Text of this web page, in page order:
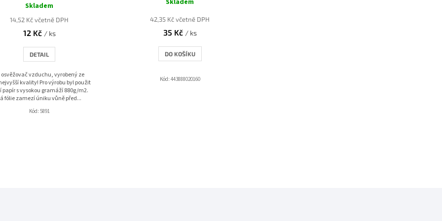
hodnocení
je
5,0
5
hvězdiček.
Skladem
14,52 Kč včetně DPH
12 Kč / ks
DETAIL
osvěžovač vzduchu, vyrobený ze
kvality! Pro výrobu byl použit
papír s vysokou gramáží 880g/m2.
fólie zamezí úniku vůně před...
Kód: 5891
Skladem
42,35 Kč včetně DPH
35 Kč / ks
DO KOŠÍKU
Kód: 443888020160